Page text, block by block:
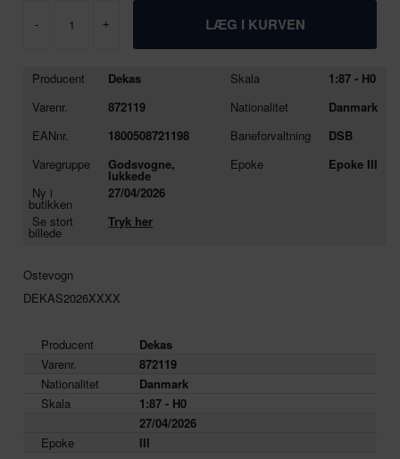
- +
Producent
Dekas
Varenr.
872119
EANnr.
1800508721198
Varegruppe
Godsvogne,
lukkede
Ny i
butikken
27/04/2026
Se stort
billede
Tryk her
Skala
1:87 - H0
Nationalitet
Danmark
Baneforvaltning
DSB
Epoke
Epoke III
Ostevogn
DEKAS2026XXXX
Producent
Dekas
Varenr.
872119
Nationalitet
Danmark
Skala
1:87 - H0
27/04/2026
Epoke
III